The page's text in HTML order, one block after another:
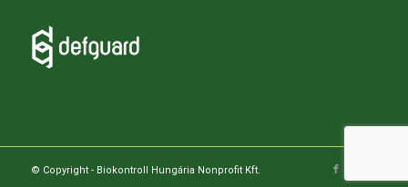
© Copyright - Biokontroll Hungária Nonprofit Kft.